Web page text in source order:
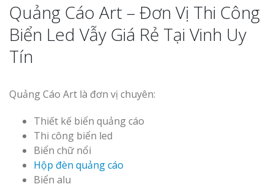
Quảng Cáo Art – Đơn Vị Thi Công
Biển Led Vẫy Giá Rẻ Tại Vinh Uy
Tín
Quảng Cáo Art là đơn vị chuyên:
Thiết kế biển quảng cáo
Thi công biển led
Biển chữ nổi
Hộp đèn quảng cáo
Biển alu